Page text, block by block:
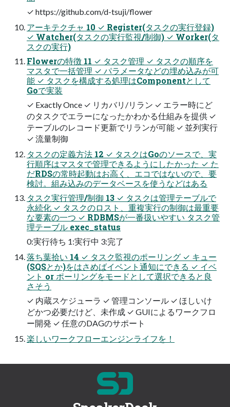
✓ https://github.com/d-tsuji/flower
アーキテクチャ 10 ✓ Register(タスクの実行登録)
✓ Watcher(タスクの実行監視/制御) ✓ Worker(タ
スクの実行)
Flowerの特徴 11 ✓ タスク管理 ✓ タスクの順序を
マスタで一括管理 ✓ パラメータなどの埋め込みが可
能 ✓ タスクを構成する処理はComponentとして
Goで実装
✓ Exactly Once ✓ リカバリ/リラン ✓ エラー時にど
のタスクでエラーになったかわかる仕組みを提供 ✓
テーブルのレコード更新でリランが可能 ✓ 並列実行
✓ 流量制御
タスクの定義方法 12 ✓ タスクはGoのソースで、実
行順序はマスタで管理できるようにしたかった ✓ た
だRDSの常時起動はお高く、エコではないので、要
検討。組み込みのデータベースを使うなどはある
タスク実行管理/制御 13 ✓ タスクは管理テーブルで
永続化 ✓ タスクのロスト、重複実行の制御は最重要
な要素の一つ ✓ RDBMSが一番扱いやすい タスク管
理テーブル exec_status
0:実行待ち 1:実行中 3:完了
落ち葉拾い 14 ✓ タスク監視のポーリング ✓ キュー
(SQSとか)をはさめばイベント通知にできる ✓ イベ
ント or ポーリングをモードとして選択できると良
さそう
✓ 内蔵スケジューラ ✓ 管理コンソール ✓ ほしいけ
どかつ必要だけど、未作成 ✓ GUIによるワークフロ
ー開発 ✓ 任意のDAGのサポート
楽しいワークフローエンジンライフを！